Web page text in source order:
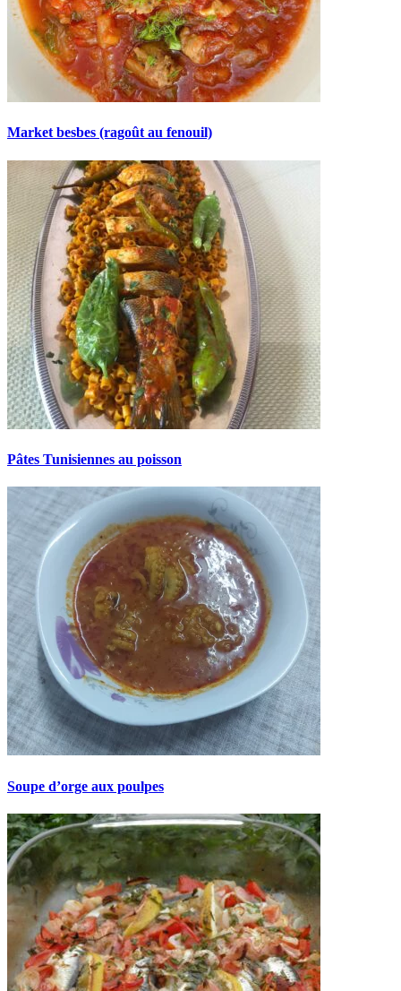
Market besbes (ragoût au fenouil)
Pâtes Tunisiennes au poisson
Soupe d’orge aux poulpes